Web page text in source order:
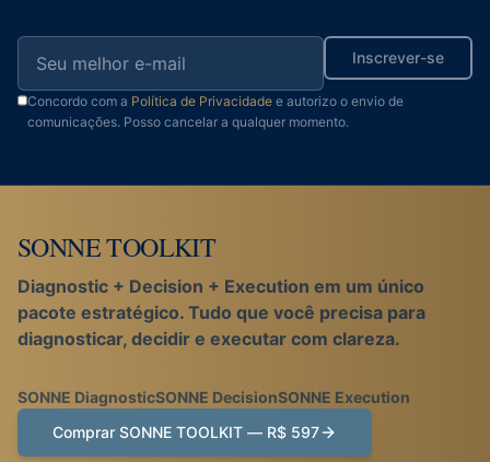
Inscrever-se
Concordo com a Política de Privacidade e autorizo o envio de
comunicações. Posso cancelar a qualquer momento.
SONNE TOOLKIT
Diagnostic + Decision + Execution em um único
pacote estratégico. Tudo que você precisa para
diagnosticar, decidir e executar com clareza.
SONNE DiagnosticSONNE DecisionSONNE Execution
Comprar SONNE TOOLKIT — R$ 597